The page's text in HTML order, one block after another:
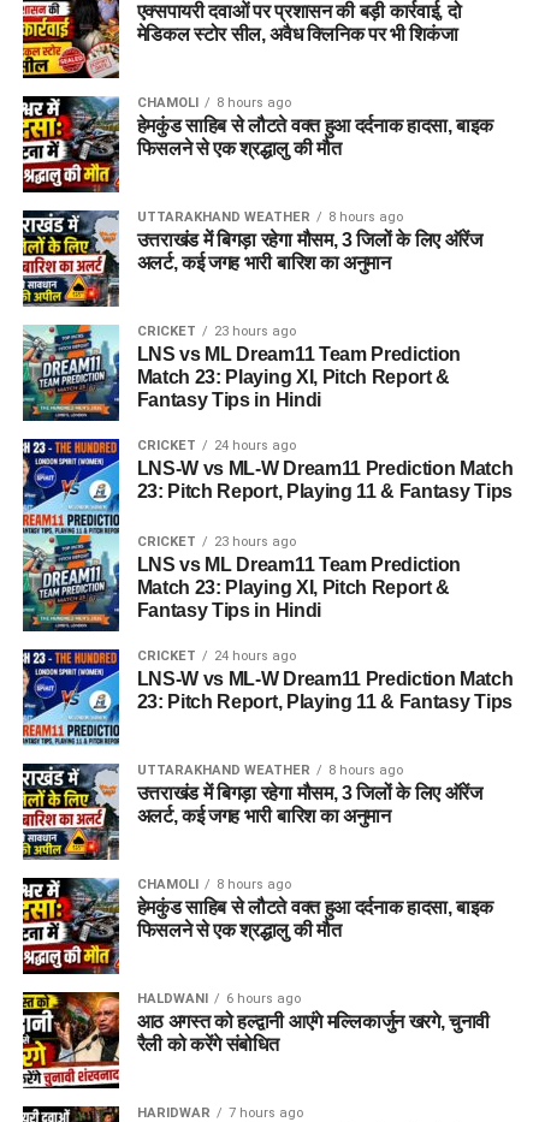
एक्सपायरी दवाओं पर प्रशासन की बड़ी कार्रवाई, दो
मेडिकल स्टोर सील, अवैध क्लिनिक पर भी शिकंजा
CHAMOLI 8 hours ago
हेमकुंड साहिब से लौटते वक्त हुआ दर्दनाक हादसा, बाइक
फिसलने से एक श्रद्धालु की मौत
UTTARAKHAND WEATHER 8 hours ago
उत्तराखंड में बिगड़ा रहेगा मौसम, 3 जिलों के लिए ऑरेंज
अलर्ट, कई जगह भारी बारिश का अनुमान
CRICKET 23 hours ago
LNS vs ML Dream11 Team Prediction
Match 23: Playing XI, Pitch Report &
Fantasy Tips in Hindi
CRICKET 24 hours ago
LNS-W vs ML-W Dream11 Prediction Match
23: Pitch Report, Playing 11 & Fantasy Tips
CRICKET 23 hours ago
LNS vs ML Dream11 Team Prediction
Match 23: Playing XI, Pitch Report &
Fantasy Tips in Hindi
CRICKET 24 hours ago
LNS-W vs ML-W Dream11 Prediction Match
23: Pitch Report, Playing 11 & Fantasy Tips
UTTARAKHAND WEATHER 8 hours ago
उत्तराखंड में बिगड़ा रहेगा मौसम, 3 जिलों के लिए ऑरेंज
अलर्ट, कई जगह भारी बारिश का अनुमान
CHAMOLI 8 hours ago
हेमकुंड साहिब से लौटते वक्त हुआ दर्दनाक हादसा, बाइक
फिसलने से एक श्रद्धालु की मौत
HALDWANI 6 hours ago
आठ अगस्त को हल्द्वानी आएंगे मल्लिकार्जुन खरगे, चुनावी
रैली को करेंगे संबोधित
HARIDWAR 7 hours ago